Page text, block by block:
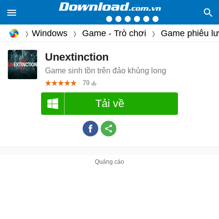
Windows Game - Trò chơi Game phiêu
Unextinction
Game sinh tồn trên đảo khủng long
79
Tải về